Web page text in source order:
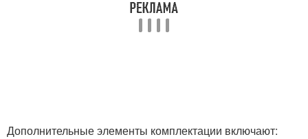
Дополнительные элементы комплектации включают: